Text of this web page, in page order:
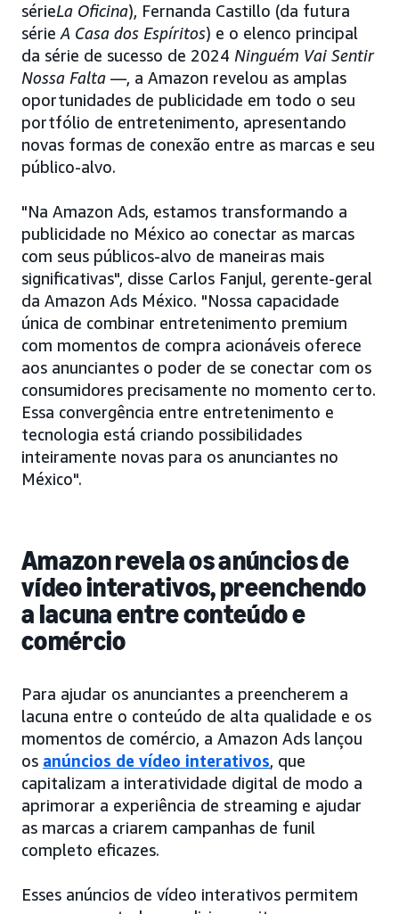
sérieLa Oficina), Fernanda Castillo (da futura
série A Casa dos Espíritos) e o elenco principal
da série de sucesso de 2024 Ninguém Vai Sentir
Nossa Falta —, a Amazon revelou as amplas
oportunidades de publicidade em todo o seu
portfólio de entretenimento, apresentando
novas formas de conexão entre as marcas e seu
público-alvo.
"Na Amazon Ads, estamos transformando a
publicidade no México ao conectar as marcas
com seus públicos-alvo de maneiras mais
significativas", disse Carlos Fanjul, gerente-geral
da Amazon Ads México. "Nossa capacidade
única de combinar entretenimento premium
com momentos de compra acionáveis oferece
aos anunciantes o poder de se conectar com os
consumidores precisamente no momento certo.
Essa convergência entre entretenimento e
tecnologia está criando possibilidades
inteiramente novas para os anunciantes no
México".
Amazon revela os anúncios de
vídeo interativos, preenchendo
a lacuna entre conteúdo e
comércio
Para ajudar os anunciantes a preencherem a
lacuna entre o conteúdo de alta qualidade e os
momentos de comércio, a Amazon Ads lançou
os anúncios de vídeo interativos, que
capitalizam a interatividade digital de modo a
aprimorar a experiência de streaming e ajudar
as marcas a criarem campanhas de funil
completo eficazes.
Esses anúncios de vídeo interativos permitem